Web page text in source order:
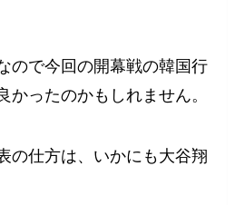
ので今回の開幕戦の韓国行
かったのかもしれません。
の仕方は、いかにも大谷翔